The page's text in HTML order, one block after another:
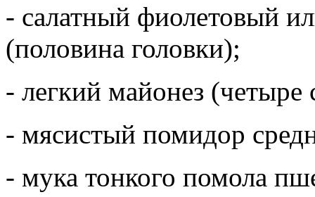
- салатный фиолетовый
(половина головки);
- легкий майонез (четыре
- мясистый помидор
- мука тонкого помола